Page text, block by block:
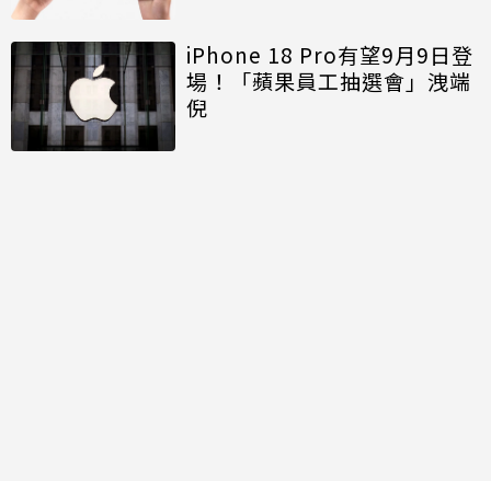
iPhone 18 Pro有望9月9日登
場！「蘋果員工抽選會」洩端
倪